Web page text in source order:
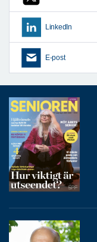
LinkedIn
E-post